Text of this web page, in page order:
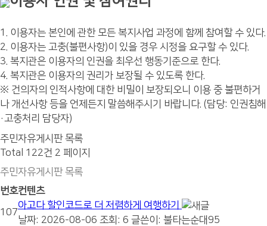
1. 이용자는 본인에 관한 모든 복지사업 과정에 함께 참여할 수 있다.
2. 이용자는 고충(불편사항)이 있을 경우 시정을 요구할 수 있다.
3. 복지관은 이용자의 인권을 최우선 행동기준으로 한다.
4. 복지관은 이용자의 권리가 보장될 수 있도록 한다.
※ 건의자의 인적사항에 대한 비밀이 보장되오니 이용 중 불편하거
나 개선사항 등을 언제든지 말씀해주시기 바랍니다. (담당: 인권침해
·고충처리 담당자)
주민자유게시판 목록
Total 122건 2 페이지
주민자유게시판 목록
번호컨텐츠
107
아고다 할인코드로 더 저렴하게 여행하기
날짜: 2026-08-06 조회: 6 글쓴이: 불타는순대95